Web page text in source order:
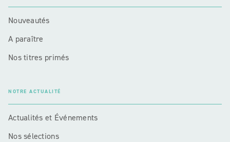
Nouveautés
A paraître
Nos titres primés
NOTRE ACTUALITÉ
Actualités et Événements
Nos sélections